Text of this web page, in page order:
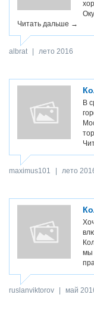
Читать дальше →
albrat лето 2016
В
maximus101 лето
мы
ruslanviktorov май